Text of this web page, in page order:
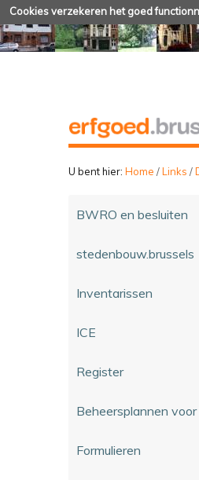
Cookies verzekeren het goed
U bent hier: Home /Links /
BWRO en besluiten
stedenbouw.brussels
Inventarissen
ICE
Register
Beheersplannen
Formulieren